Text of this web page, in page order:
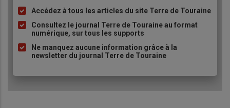
Liste
à
puce
Accédez à tous les articles du site Terre de Touraine
Consultez le journal Terre de Touraine au format
numérique, sur tous les supports
Ne manquez aucune information grâce à la
newsletter du journal Terre de Touraine